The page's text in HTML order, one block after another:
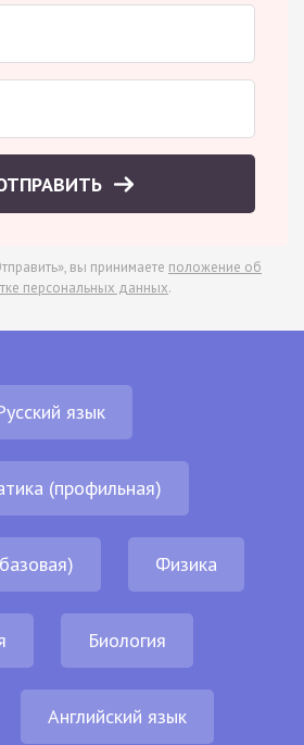
вы принимаете положение об
персональных данных.
язык
(профильная)
Физика
Биология
Английский язык